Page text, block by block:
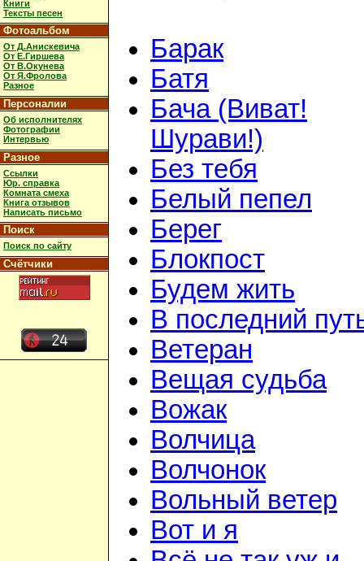
Книги
Тексты песен
Фотоальбом
От Д.Анискевича
От Е.Гиршева
От В.Окунева
От Я.Фролова
Разное
Персоналии
Об исполнителях
Фотографии
Интервью
Разное
Ссылки
Юр. справка
Комната смеха
Книга отзывов
Написать письмо
Поиск
Поиск по сайту
Счётчики
Барак
Батя
Бача (Виват!
Шурави!)
Без тебя
Белый пепел
Берег
Блокпост
Будем жить
В последний
Ветеран
Вещая судьба
Вожак
Волчица
Волчонок
Вольный ветер
Вот и я